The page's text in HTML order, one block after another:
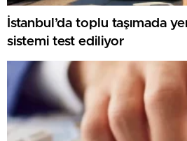
İstanbul’da toplu taşımada
sistemi test ediliyor